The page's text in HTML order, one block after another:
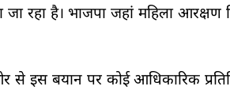
जा रहा है। भाजपा जहां महिला
से इस बयान पर कोई आधिकारिक